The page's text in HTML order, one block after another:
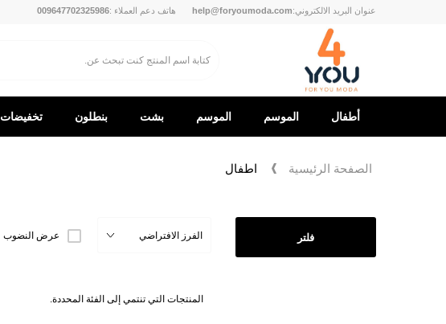
عنوان البريد الالكتروني:help@foryoumoda.com هاتف دعم العملاء :009647702325986
أطفال الموسم الموسم بشت بنطلون تخفيضات
الصفحة الرئيسية اطفال
فلتر عرض النضوب
المنتجات التي تنتمي إلى الفئة المحددة.